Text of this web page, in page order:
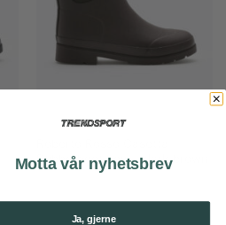
Rubberboot Low – dark-brown
Motta vår nyhetsbrev
Ja, gjerne